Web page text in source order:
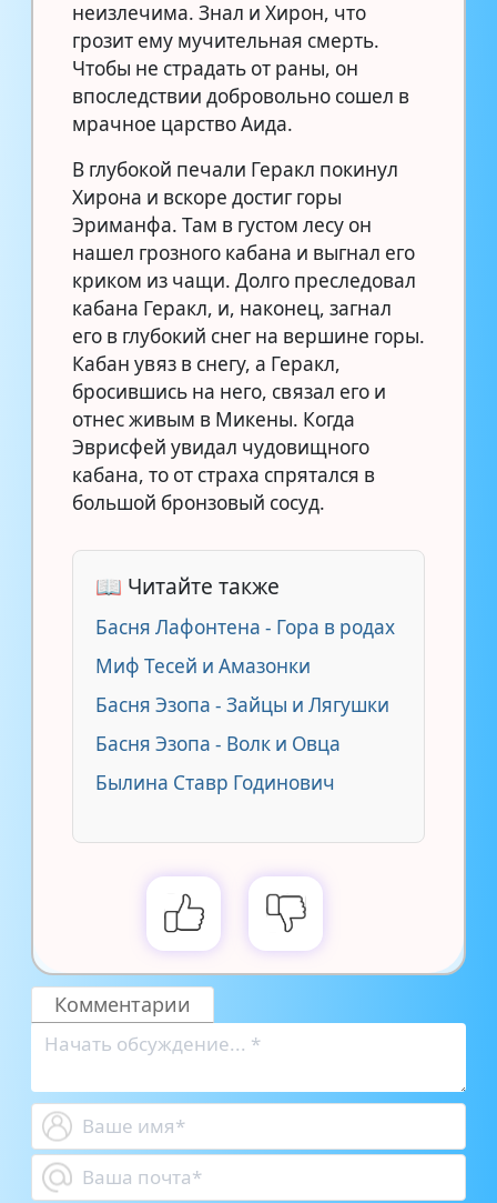
неизлечима. Знал и Хирон, что
грозит ему мучительная смерть.
Чтобы не страдать от раны, он
впоследствии добровольно сошел в
мрачное царство Аида.
В глубокой печали Геракл покинул
Хирона и вскоре достиг горы
Эриманфа. Там в густом лесу он
нашел грозного кабана и выгнал его
криком из чащи. Долго преследовал
кабана Геракл, и, наконец, загнал
его в глубокий снег на вершине горы.
Кабан увяз в снегу, а Геракл,
бросившись на него, связал его и
отнес живым в Микены. Когда
Эврисфей увидал чудовищного
кабана, то от страха спрятался в
большой бронзовый сосуд.
📖 Читайте также
Басня Лафонтена - Гора в родах
Миф Тесей и Амазонки
Басня Эзопа - Зайцы и Лягушки
Басня Эзопа - Волк и Овца
Былина Ставр Годинович
Комментарии